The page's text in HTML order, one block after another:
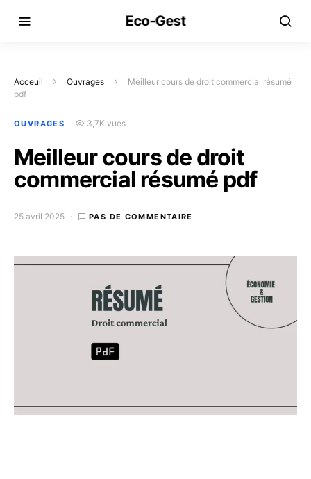
Eco-Gest
Acceuil Ouvrages
Meilleur cours de droit commercial résumé
pdf
OUVRAGES 3,7K vues
Meilleur cours de droit
commercial résumé pdf
25 avril 2025 PAS DE COMMENTAIRE